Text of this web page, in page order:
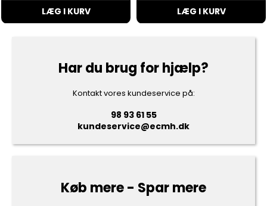
LÆG I KURV LÆG I KURV
Har du brug for hjælp?
Kontakt vores kundeservice på:
98 93 61 55
kundeservice@ecmh.dk
Køb mere - Spar mere